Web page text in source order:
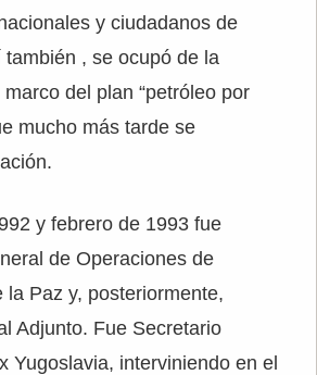
y ciudadanos de
, se ocupó de la
del plan “petróleo por
mucho más tarde se
y febrero de 1993 fue
de Operaciones de
la Paz y, posteriormente,
Adjunto. Fue Secretario
Yugoslavia, interviniendo en el